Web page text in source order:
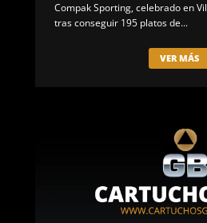
Compak Sporting, celebrado en
tras conseguir 195 platos de...
VER MÁS